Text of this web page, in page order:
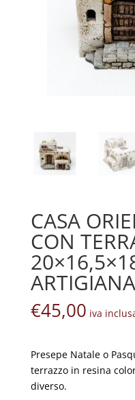
CASA
CON
€45,00 iva
Presepe Natale o
terrazzo in resina
diverso.